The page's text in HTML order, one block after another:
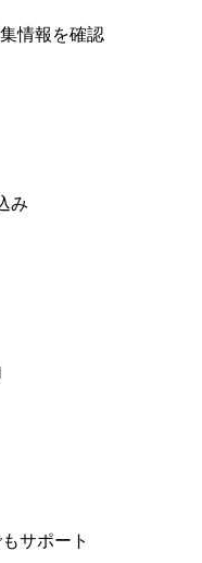
情報を確認
み
サポート